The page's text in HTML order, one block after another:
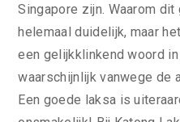
Singapore zijn. Waarom
helemaal duidelijk, maar
een gelijkklinkend woord in
waarschijnlijk vanwege de
Een goede laksa is